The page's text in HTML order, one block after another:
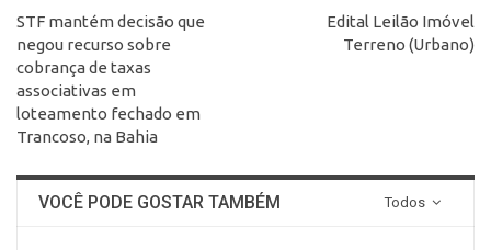
STF mantém decisão que
negou recurso sobre
cobrança de taxas
associativas em
loteamento fechado em
Trancoso, na Bahia
Edital Leilão Imóvel
Terreno (Urbano)
Todos
VOCÊ PODE GOSTAR TAMBÉM